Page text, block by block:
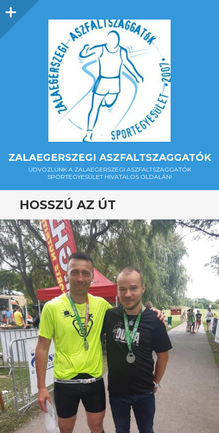
Oldalsáv
ZALAEGERSZEGI ASZFALTSZAGGATÓK
ÜDVÖZLÜNK A ZALAEGERSZEGI ASZFALTSZAGGATÓK
SPORTEGYESÜLET HIVATALOS OLDALÁN!
HOSSZÚ AZ ÚT